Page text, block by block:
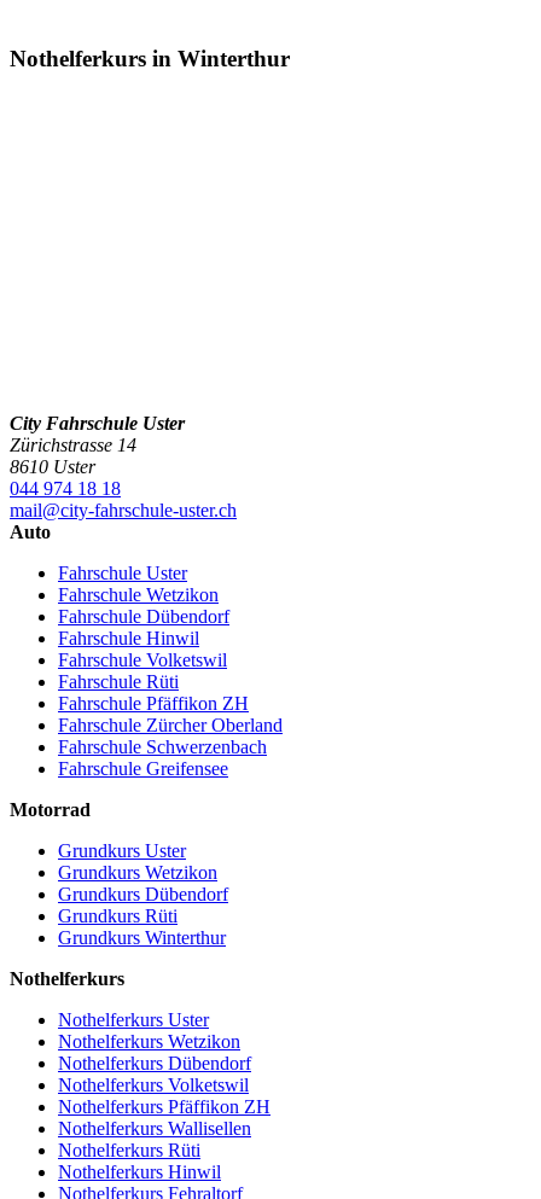
Nothelferkurs in Winterthur
City Fahrschule Uster
Zürichstrasse 14
8610 Uster
044 974 18 18
mail@city-fahrschule-uster.ch
Auto
Fahrschule Uster
Fahrschule Wetzikon
Fahrschule Dübendorf
Fahrschule Hinwil
Fahrschule Volketswil
Fahrschule Rüti
Fahrschule Pfäffikon ZH
Fahrschule Zürcher Oberland
Fahrschule Schwerzenbach
Fahrschule Greifensee
Motorrad
Grundkurs Uster
Grundkurs Wetzikon
Grundkurs Dübendorf
Grundkurs Rüti
Grundkurs Winterthur
Nothelferkurs
Nothelferkurs Uster
Nothelferkurs Wetzikon
Nothelferkurs Dübendorf
Nothelferkurs Volketswil
Nothelferkurs Pfäffikon ZH
Nothelferkurs Wallisellen
Nothelferkurs Rüti
Nothelferkurs Hinwil
Nothelferkurs Fehraltorf